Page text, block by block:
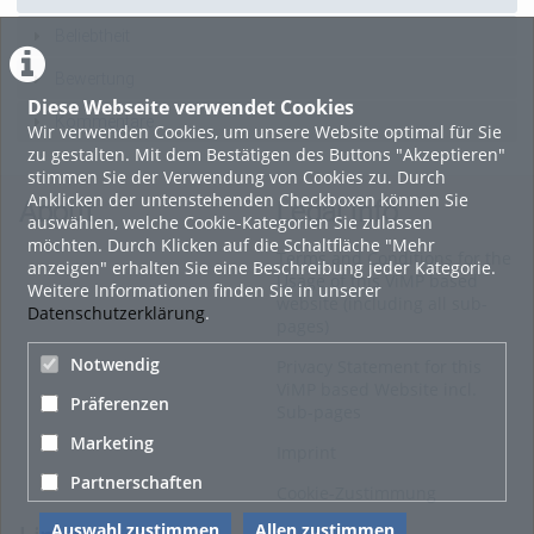
Diese Webseite verwendet Cookies
Wir verwenden Cookies, um unsere Website optimal für Sie
zu gestalten. Mit dem Bestätigen des Buttons "Akzeptieren"
stimmen Sie der Verwendung von Cookies zu. Durch
Anklicken der untenstehenden Checkboxen können Sie
auswählen, welche Cookie-Kategorien Sie zulassen
möchten. Durch Klicken auf die Schaltfläche "Mehr
anzeigen" erhalten Sie eine Beschreibung jeder Kategorie.
Weitere Informationen finden Sie in unserer
Datenschutzerklärung.
Notwendig
Präferenzen
Marketing
Partnerschaften
Kommentare
About Legal Info
Terms and Conditions for the
Usage of this ViMP based
website (including all sub-